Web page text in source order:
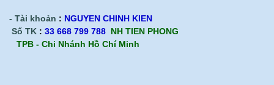
- Tài khoản : NGUYEN CHINH KIEN
Số TK : 33 668 799 788 NH TIEN PHONG
TPB - Chi Nhánh Hồ Chí Minh